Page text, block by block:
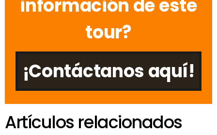
información de este
tour?
¡Contáctanos aquí!
Artículos relacionados